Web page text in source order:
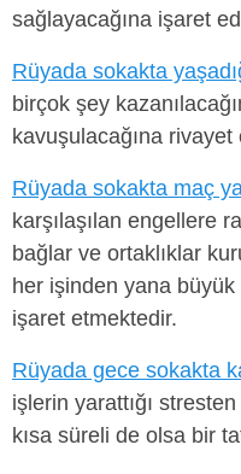
sağlayacağına işaret
Rüyada sokakta
birçok şey
kavuşulacağına rivayet
Rüyada sokakta maç
karşılaşılan engellere
bağlar ve ortaklıklar
her işinden yana
işaret etmektedir.
Rüyada gece sokakta
işlerin yarattığı
kısa süreli de olsa bir